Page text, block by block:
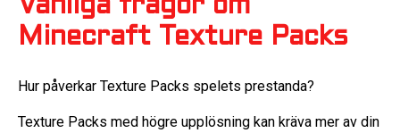
Vanliga frågor om
Minecraft Texture Packs
Hur påverkar Texture Packs spelets prestanda?
Texture Packs med högre upplösning kan kräva mer av din